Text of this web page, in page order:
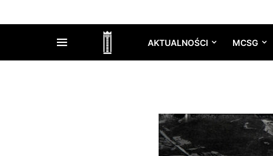
AKTUALNOŚCI MCSG